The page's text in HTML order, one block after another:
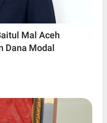
Mal Aceh
Dana Modal